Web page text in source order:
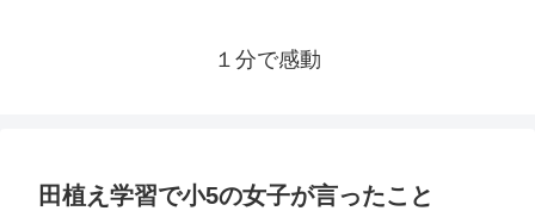
１分で感動
田植え学習で小5の女子が言ったこと